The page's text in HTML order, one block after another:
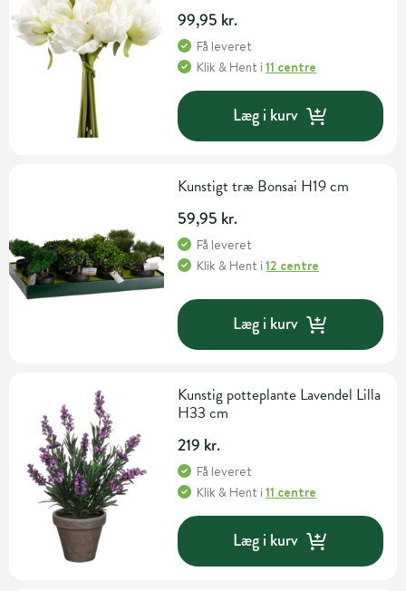
99,95 kr.
Få leveret
Klik & Hent i11 centre
Læg i kurv
Kunstigt træ Bonsai H19 cm
59,95 kr.
Få leveret
Klik & Hent i12 centre
Læg i kurv
Kunstig potteplante Lavendel Lilla
H33 cm
219 kr.
Få leveret
Klik & Hent i11 centre
Læg i kurv